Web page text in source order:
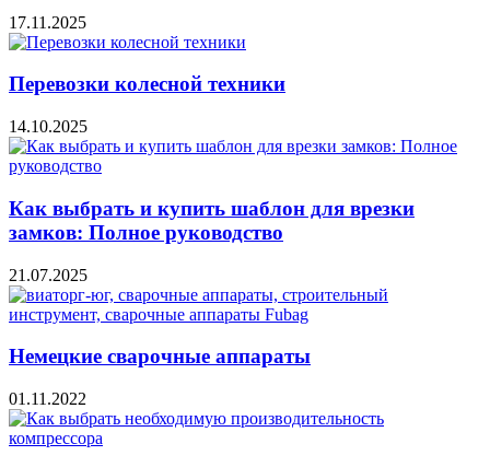
17.11.2025
Перевозки колесной техники
14.10.2025
Как выбрать и купить шаблон для врезки
замков: Полное руководство
21.07.2025
Немецкие сварочные аппараты
01.11.2022